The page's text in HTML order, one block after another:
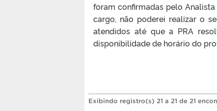
foram confirmadas pelo
cargo, não poderei realizar o
atendidos até que a PRA
disponibilidade de horário do
Exibindo registro(s) 21 a 21 de 21